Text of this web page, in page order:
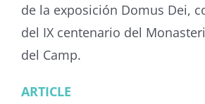
de la exposición Domus Dei,
del IX centenario del
del Camp.
ARTICLE